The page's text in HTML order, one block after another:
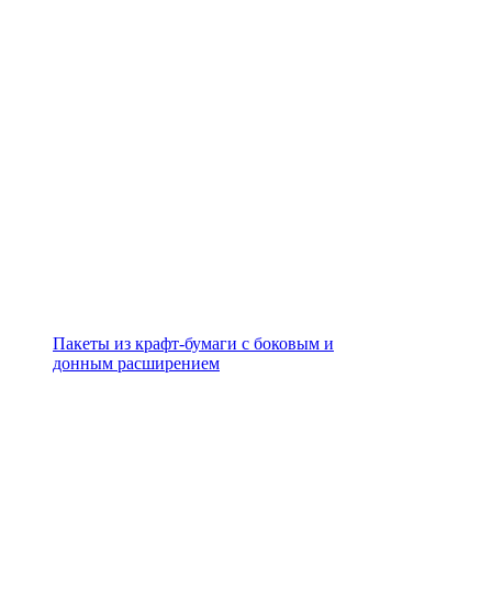
Пакеты из крафт-бумаги с боковым и
донным расширением